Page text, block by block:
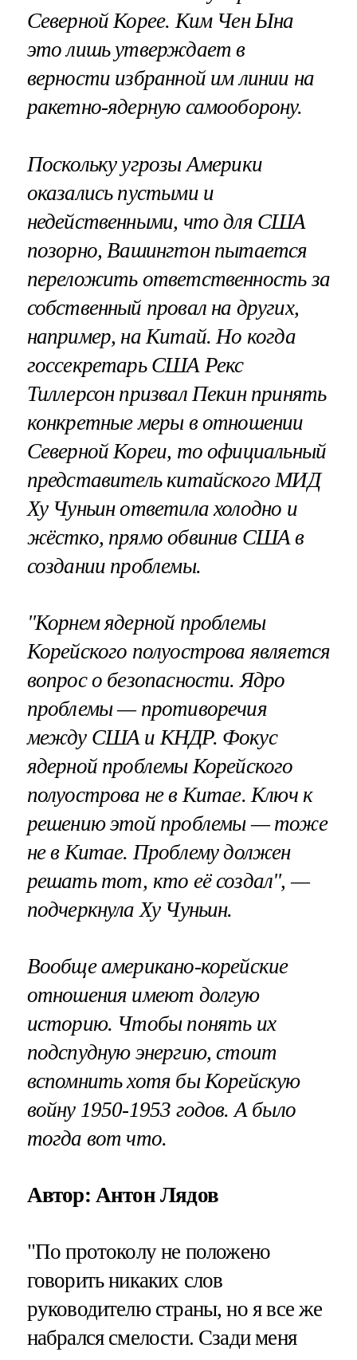
Северной Корее. Ким Чен Ына
это лишь утверждает в
верности избранной им линии на
ракетно-ядерную самооборону.
Поскольку угрозы Америки
оказались пустыми и
недейственными, что для США
позорно, Вашингтон пытается
переложить ответственность за
собственный провал на других,
например, на Китай. Но когда
госсекретарь США Рекс
Тиллерсон призвал Пекин принять
конкретные меры в отношении
Северной Кореи, то официальный
представитель китайского МИД
Ху Чуньин ответила холодно и
жёстко, прямо обвинив США в
создании проблемы.
"Корнем ядерной проблемы
Корейского полуострова является
вопрос о безопасности. Ядро
проблемы — противоречия
между США и КНДР. Фокус
ядерной проблемы Корейского
полуострова не в Китае. Ключ к
решению этой проблемы — тоже
не в Китае. Проблему должен
решать тот, кто её создал", —
подчеркнула Ху Чуньин.
Вообще американо-корейские
отношения имеют долгую
историю. Чтобы понять их
подспудную энергию, стоит
вспомнить хотя бы Корейскую
войну 1950-1953 годов. А было
тогда вот что.
Автор: Антон Лядов
"По протоколу не положено
говорить никаких слов
руководителю страны, но я все же
набрался смелости. Сзади меня